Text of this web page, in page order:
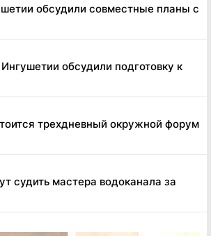
обсудили совместные планы с
обсудили подготовку к
трехдневный окружной форум
судить мастера водоканала за